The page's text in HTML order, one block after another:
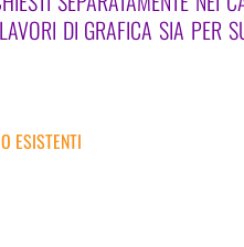
DI GRAFICA SIA PER
ESISTENTI